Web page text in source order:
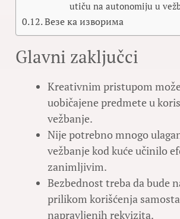
utiču na autonomiju u
Везе ка изворима
Glavni zaključci
Kreativnim pristupom
uobičajene predmete u
vežbanje.
Nije potrebno mnogo
vežbanje kod kuće učinilo
zanimljivim.
Bezbednost treba da bude
prilikom korišćenja
napravljenih rekvizita.